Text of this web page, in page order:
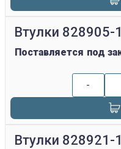
Втулки 828905-1
Поставляется под
-
Втулки 828921-1